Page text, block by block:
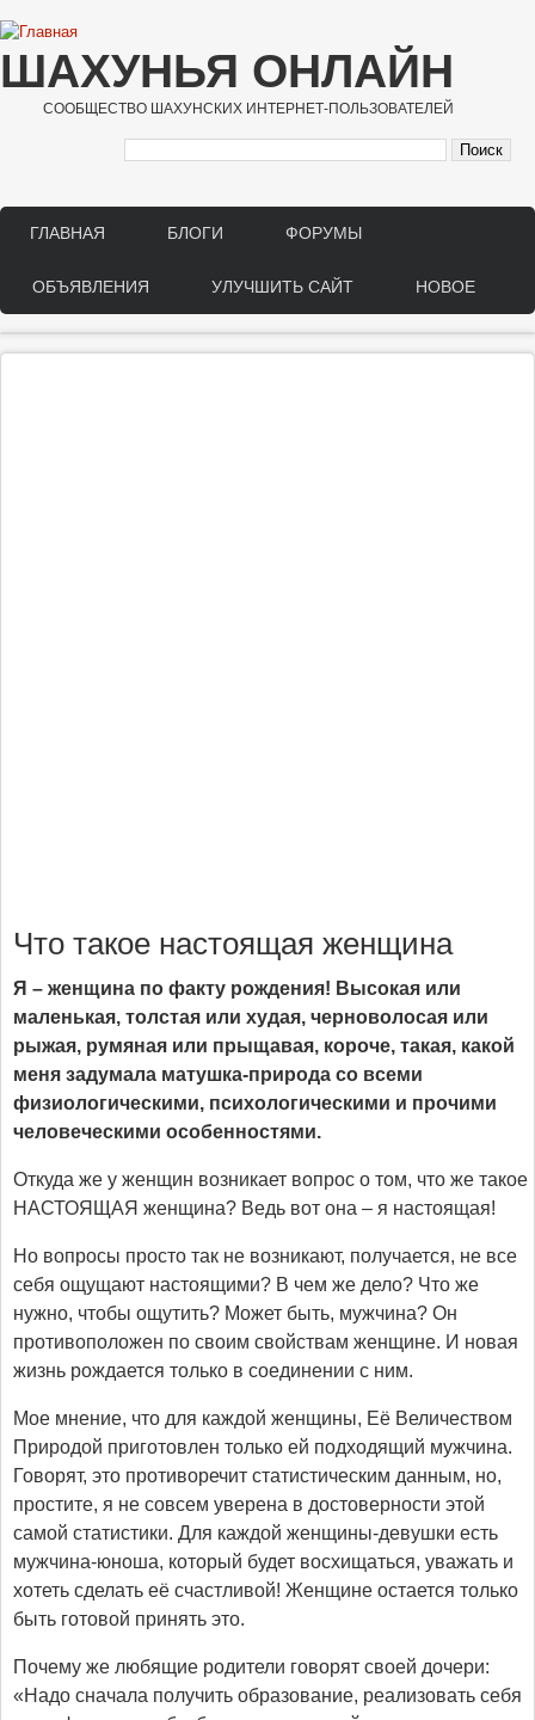
Перейти к основному содержанию
ШАХУНЬЯ ОНЛАЙН
СООБЩЕСТВО ШАХУНСКИХ ИНТЕРНЕТ-ПОЛЬЗОВАТЕЛЕЙ
Main menu
ГЛАВНАЯ БЛОГИ ФОРУМЫ
ОБЪЯВЛЕНИЯ УЛУЧШИТЬ САЙТ НОВОЕ
Что такое настоящая женщина
Я – женщина по факту рождения! Высокая или
маленькая, толстая или худая, черноволосая или
рыжая, румяная или прыщавая, короче, такая, какой
меня задумала матушка-природа со всеми
физиологическими, психологическими и прочими
человеческими особенностями.
Откуда же у женщин возникает вопрос о том, что же такое
НАСТОЯЩАЯ женщина? Ведь вот она – я настоящая!
Но вопросы просто так не возникают, получается, не все
себя ощущают настоящими? В чем же дело? Что же
нужно, чтобы ощутить? Может быть, мужчина? Он
противоположен по своим свойствам женщине. И новая
жизнь рождается только в соединении с ним.
Мое мнение, что для каждой женщины, Её Величеством
Природой приготовлен только ей подходящий мужчина.
Говорят, это противоречит статистическим данным, но,
простите, я не совсем уверена в достоверности этой
самой статистики. Для каждой женщины-девушки есть
мужчина-юноша, который будет восхищаться, уважать и
хотеть сделать её счастливой! Женщине остается только
быть готовой принять это.
Почему же любящие родители говорят своей дочери:
«Надо сначала получить образование, реализовать себя